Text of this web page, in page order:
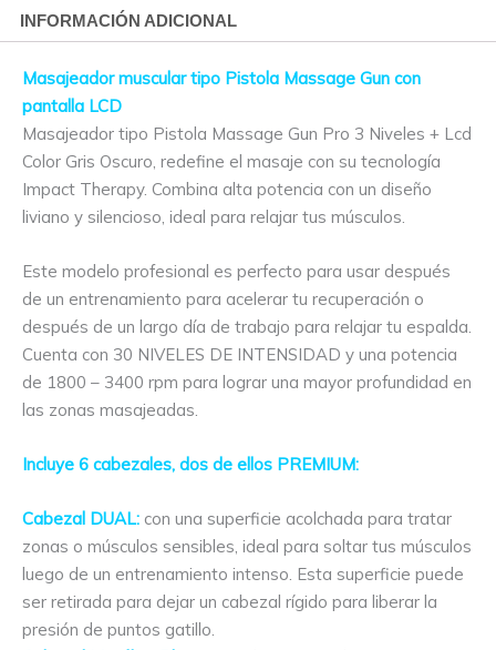
INFORMACIÓN ADICIONAL
Masajeador muscular tipo Pistola Massage Gun con
pantalla LCD
Masajeador tipo Pistola Massage Gun Pro 3 Niveles + Lcd
Color Gris Oscuro, redefine el masaje con su tecnología
Impact Therapy. Combina alta potencia con un diseño
liviano y silencioso, ideal para relajar tus músculos.
Este modelo profesional es perfecto para usar después
de un entrenamiento para acelerar tu recuperación o
después de un largo día de trabajo para relajar tu espalda.
Cuenta con 30 NIVELES DE INTENSIDAD y una potencia
de 1800 – 3400 rpm para lograr una mayor profundidad en
las zonas masajeadas.
Incluye 6 cabezales, dos de ellos PREMIUM:
Cabezal DUAL: con una superficie acolchada para tratar
zonas o músculos sensibles, ideal para soltar tus músculos
luego de un entrenamiento intenso. Esta superficie puede
ser retirada para dejar un cabezal rígido para liberar la
presión de puntos gatillo.